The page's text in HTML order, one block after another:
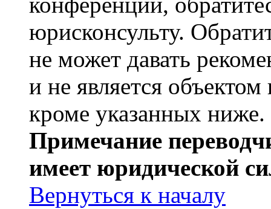
юрисконсульту.
не может давать
и не является
кроме указанных ниже.
Примечание
имеет юридической
Вернуться к началу